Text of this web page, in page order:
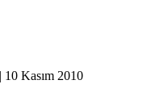
10 Kasım 2010